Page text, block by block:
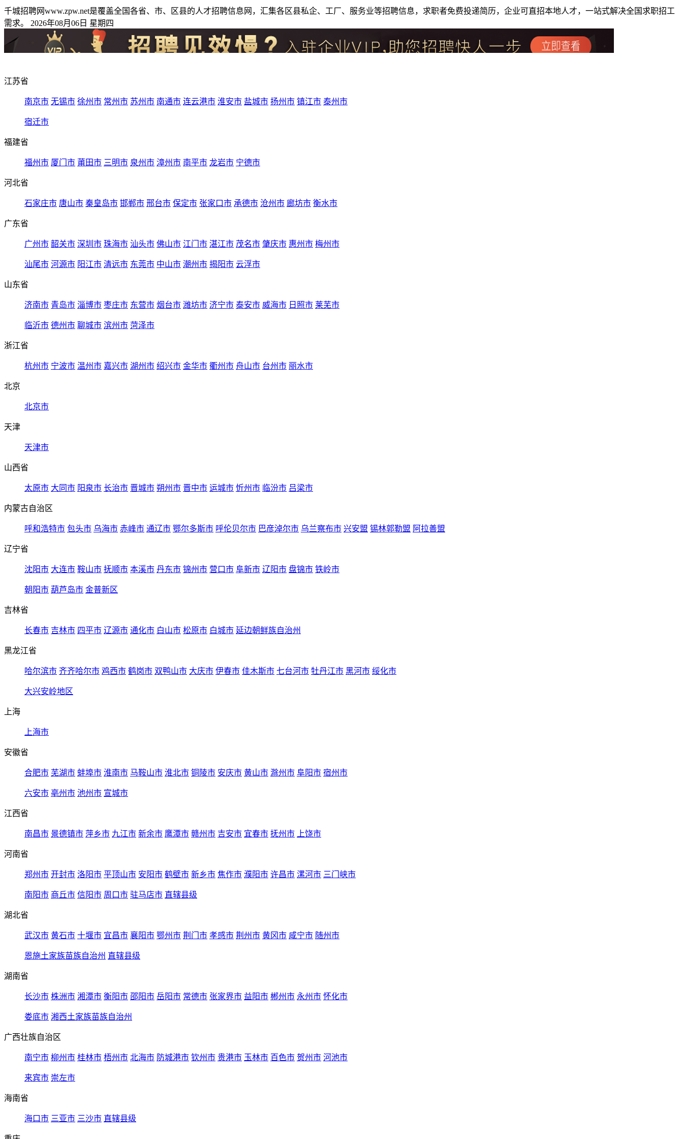
千城招聘网www.zpw.net是覆盖全国各省、市、区县的人才招聘信息网，汇集各区县私企、工厂、服务业等招聘信息，求职者免费投递简历，企业可直招本地人才，一站式解决全国求职招工
需求。 2026年08月06日 星期四
江苏省
南京市 无锡市 徐州市 常州市 苏州市 南通市 连云港市 淮安市 盐城市 扬州市 镇江市 泰州市
宿迁市
福建省
福州市 厦门市 莆田市 三明市 泉州市 漳州市 南平市 龙岩市 宁德市
河北省
石家庄市 唐山市 秦皇岛市 邯郸市 邢台市 保定市 张家口市 承德市 沧州市 廊坊市 衡水市
广东省
广州市 韶关市 深圳市 珠海市 汕头市 佛山市 江门市 湛江市 茂名市 肇庆市 惠州市 梅州市
汕尾市 河源市 阳江市 清远市 东莞市 中山市 潮州市 揭阳市 云浮市
山东省
济南市 青岛市 淄博市 枣庄市 东营市 烟台市 潍坊市 济宁市 泰安市 威海市 日照市 莱芜市
临沂市 德州市 聊城市 滨州市 菏泽市
浙江省
杭州市 宁波市 温州市 嘉兴市 湖州市 绍兴市 金华市 衢州市 舟山市 台州市 丽水市
北京
北京市
天津
天津市
山西省
太原市 大同市 阳泉市 长治市 晋城市 朔州市 晋中市 运城市 忻州市 临汾市 吕梁市
内蒙古自治区
呼和浩特市 包头市 乌海市 赤峰市 通辽市 鄂尔多斯市 呼伦贝尔市 巴彦淖尔市 乌兰察布市 兴安盟 锡林郭勒盟 阿拉善盟
辽宁省
沈阳市 大连市 鞍山市 抚顺市 本溪市 丹东市 锦州市 营口市 阜新市 辽阳市 盘锦市 铁岭市
朝阳市 葫芦岛市 金普新区
吉林省
长春市 吉林市 四平市 辽源市 通化市 白山市 松原市 白城市 延边朝鲜族自治州
黑龙江省
哈尔滨市 齐齐哈尔市 鸡西市 鹤岗市 双鸭山市 大庆市 伊春市 佳木斯市 七台河市 牡丹江市 黑河市 绥化市
大兴安岭地区
上海
上海市
安徽省
合肥市 芜湖市 蚌埠市 淮南市 马鞍山市 淮北市 铜陵市 安庆市 黄山市 滁州市 阜阳市 宿州市
六安市 亳州市 池州市 宣城市
江西省
南昌市 景德镇市 萍乡市 九江市 新余市 鹰潭市 赣州市 吉安市 宜春市 抚州市 上饶市
河南省
郑州市 开封市 洛阳市 平顶山市 安阳市 鹤壁市 新乡市 焦作市 濮阳市 许昌市 漯河市 三门峡市
南阳市 商丘市 信阳市 周口市 驻马店市 直辖县级
湖北省
武汉市 黄石市 十堰市 宜昌市 襄阳市 鄂州市 荆门市 孝感市 荆州市 黄冈市 咸宁市 随州市
恩施土家族苗族自治州 直辖县级
湖南省
长沙市 株洲市 湘潭市 衡阳市 邵阳市 岳阳市 常德市 张家界市 益阳市 郴州市 永州市 怀化市
娄底市 湘西土家族苗族自治州
广西壮族自治区
南宁市 柳州市 桂林市 梧州市 北海市 防城港市 钦州市 贵港市 玉林市 百色市 贺州市 河池市
来宾市 崇左市
海南省
海口市 三亚市 三沙市 直辖县级